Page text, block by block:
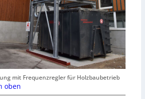
mit Frequenzregler für Holzbaubetrieb
oben